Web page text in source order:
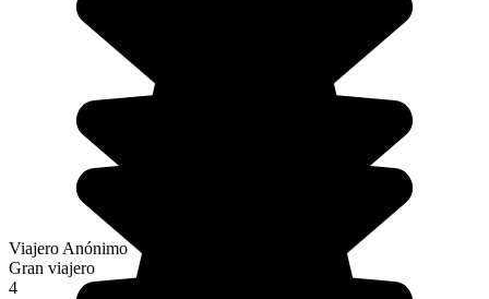
Viajero Anónimo
Gran viajero
4